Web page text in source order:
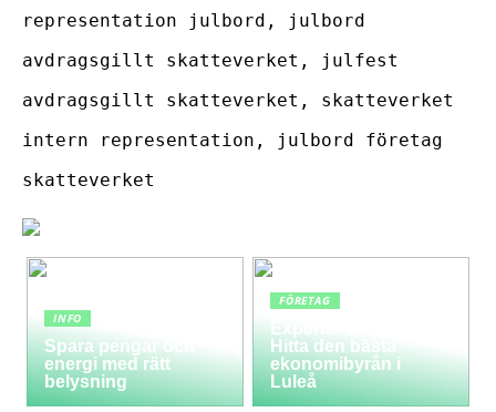
representation julbord, julbord
avdragsgillt skatteverket, julfest
avdragsgillt skatteverket, skatteverket
intern representation, julbord företag
skatteverket
INFO
Spara pengar och
energi med rätt
belysning
FÖRETAG
Expertis och service:
Hitta den bästa
ekonomibyrån i
Luleå